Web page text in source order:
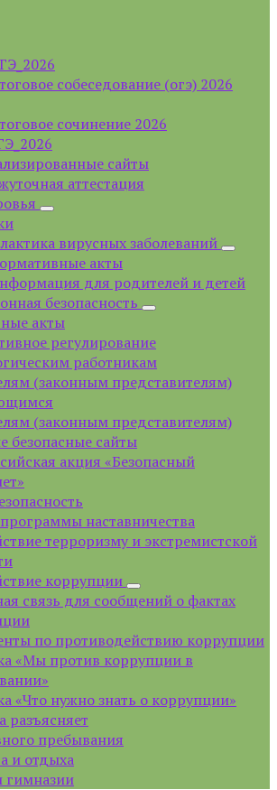
собеседование (огэ) 2026
сочинение 2026
сайты
аттестация
вирусных заболеваний
акты
для родителей и детей
безопасность
акты
регулирование
работникам
(законным представителям)
(законным представителям)
безопасные сайты
акция «Безопасный
наставничества
терроризму и экстремистской
коррупции
связь для сообщений о фактах
по противодействию коррупции
«Мы против коррупции в
«Что нужно знать о коррупции»
разъясняет
пребывания
и отдыха
гимназии